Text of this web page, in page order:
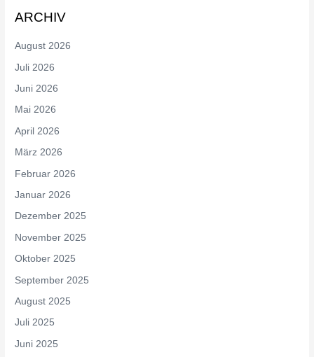
ARCHIV
August 2026
Juli 2026
Juni 2026
Mai 2026
April 2026
März 2026
Februar 2026
Januar 2026
Dezember 2025
November 2025
Oktober 2025
September 2025
August 2025
Juli 2025
Juni 2025